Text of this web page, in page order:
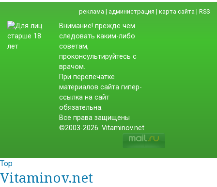
реклама | администрация | карта сайта | RSS
Внимание! прежде чем
следовать каким-либо
советам,
проконсультируйтесь с
врачом.
При перепечатке
материалов сайта гипер-
ссылка на сайт
обязательна.
Все права защищены
©2003-2026. Vitaminov.net
Top
Vitaminov.net